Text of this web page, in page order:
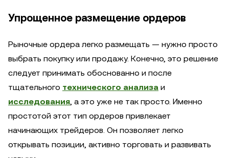
Упрощенное размещение ордеров
Рыночные ордера легко размещать — нужно просто
выбрать покупку или продажу. Конечно, это решение
следует принимать обоснованно и после
тщательного технического анализа и
исследования, а это уже не так просто. Именно
простотой этот тип ордеров привлекает
начинающих трейдеров. Он позволяет легко
открывать позиции, активно торговать и развивать